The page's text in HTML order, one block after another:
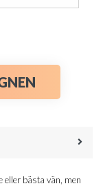
eller bästa vän, men